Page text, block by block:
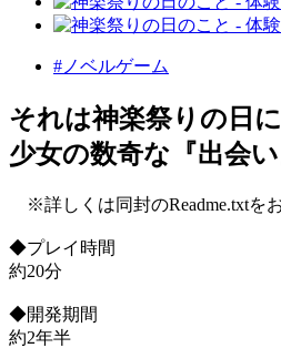
#ノベルゲーム
それは神楽祭りの日
少女の数奇な『出会
※詳しくは同封のReadme.txtを
◆プレイ時間
約20分
◆開発期間
約2年半